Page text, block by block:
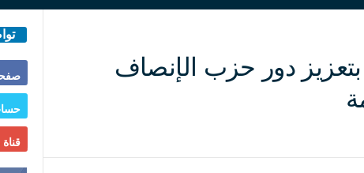
دور حزب الإنصاف